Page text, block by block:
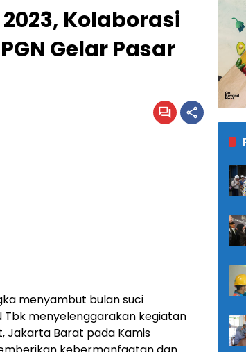
Kolaborasi
Gelar Pasar
menyambut bulan suci
Tbk menyelenggarakan kegiatan
Jakarta Barat pada Kamis